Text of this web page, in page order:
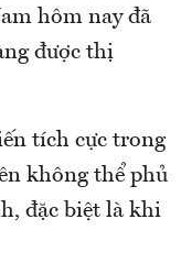
hôm nay đã
được thị
tích cực trong
không thể phủ
đặc biệt là khi